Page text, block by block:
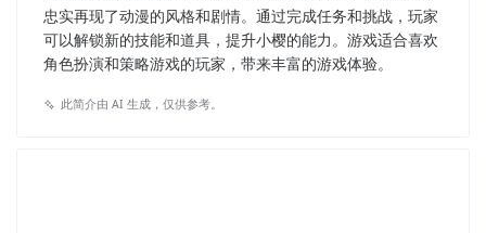
忠实再现了动漫的风格和剧情。通过完成任务和挑战，玩家
可以解锁新的技能和道具，提升小樱的能力。游戏适合喜欢
角色扮演和策略游戏的玩家，带来丰富的游戏体验。
此简介由 AI 生成，仅供参考。